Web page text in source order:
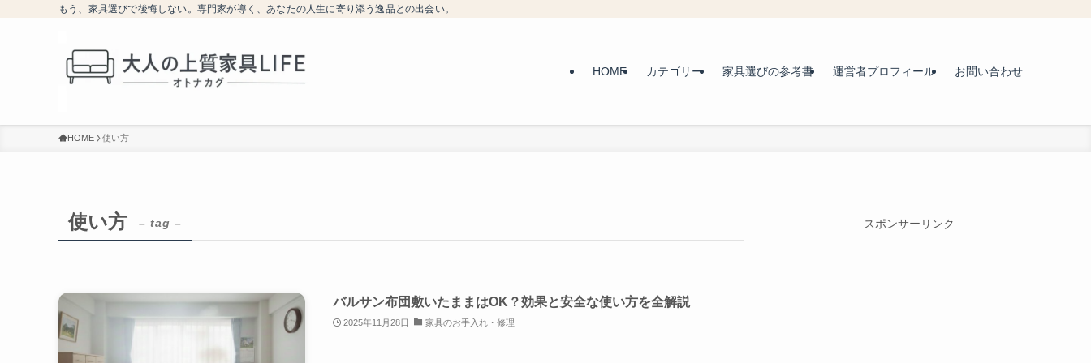
もう、家具選びで後悔しない。専門家が導く、あなたの人生に寄り添う逸品との出会い。
HOME カテゴリー 家具選びの参考書 運営者プロフィール お問い合わせ
HOME 使い方
使い方 – tag –
バルサン布団敷いたままはOK？効果と安全な使い方を全解説
2025年11月28日 家具のお手入れ・修理
スポンサーリンク